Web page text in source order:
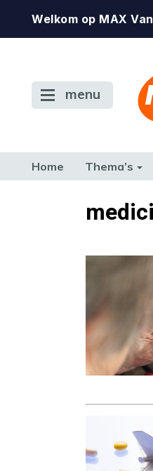
Welkom op MAX
menu
Home Thema’s
TERUG NAAR TOEN